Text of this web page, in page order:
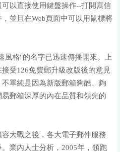
以直接使用鍵盤操作--打開寫信
並且在Web頁面中可以用鼠標將
格"的名字已迅速傳播開來。上
受126免費郵升級改版後的意見
單純是因為新版郵箱夠酷、夠
郵箱深厚的內在品質和領先的
大戰之後，各大電子郵件服務
業內人士分析，2005年，領跑